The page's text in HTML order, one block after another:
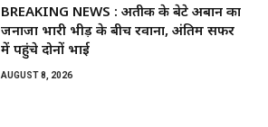
BREAKING NEWS : अतीक के बेटे अबान का
जनाजा भारी भीड़ के बीच रवाना, अंतिम सफर
में पहुंचे दोनों भाई
AUGUST 8, 2026